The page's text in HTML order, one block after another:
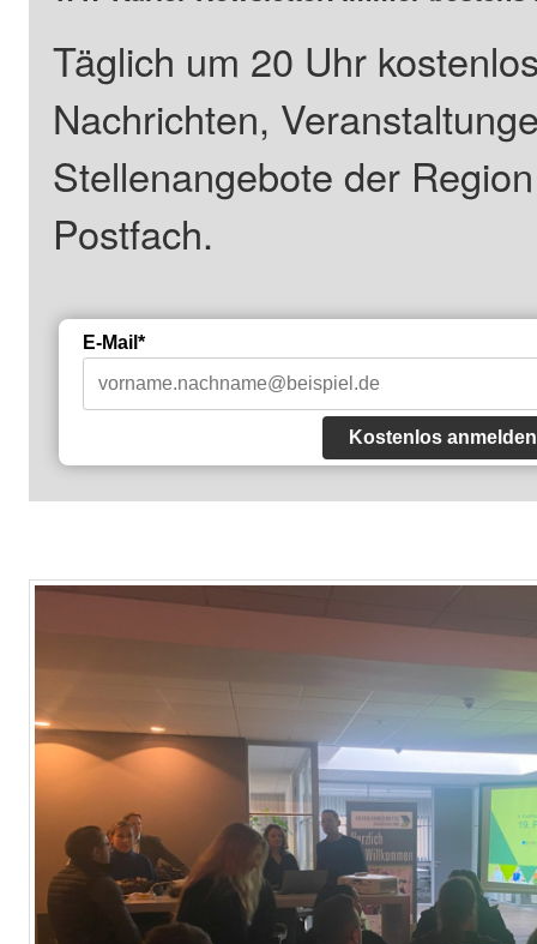
Täglich um 20 Uhr
Nachrichten,
Stellenangebote der
Postfach.
E-Mail*
Kostenlos anmelden